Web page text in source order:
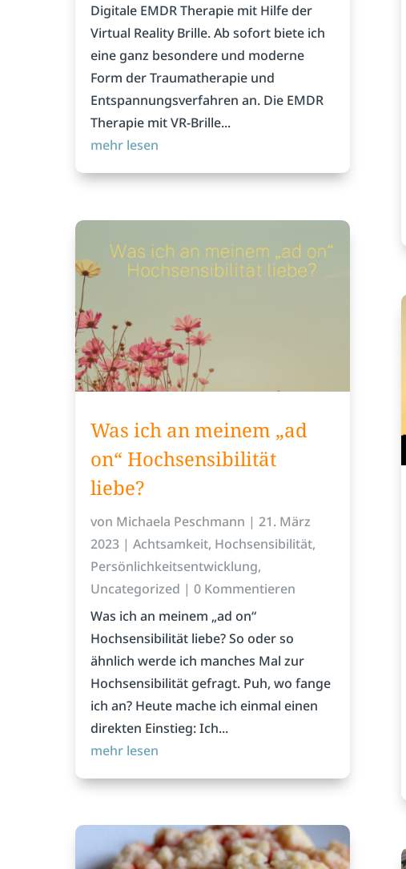
Digitale EMDR Therapie mit Hilfe der
Virtual Reality Brille. Ab sofort biete ich
eine ganz besondere und moderne
Form der Traumatherapie und
Entspannungsverfahren an. Die EMDR
Therapie mit VR-Brille...
mehr lesen
Was ich an meinem „ad
on“ Hochsensibilität
liebe?
von Michaela Peschmann |21. März
2023 |Achtsamkeit, Hochsensibilität,
Persönlichkeitsentwicklung,
Uncategorized | 0 Kommentieren
Was ich an meinem „ad on“
Hochsensibilität liebe? So oder so
ähnlich werde ich manches Mal zur
Hochsensibilität gefragt. Puh, wo fange
ich an? Heute mache ich einmal einen
direkten Einstieg: Ich...
mehr lesen